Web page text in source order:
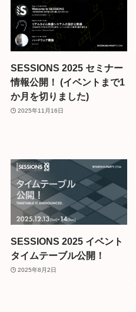
SESSIONS 2025 セミナー
情報公開！ (イベントまで1
か月を切りました)
2025年11月16日
SESSIONS 2025 イベント
タイムテーブル公開！
2025年8月2日